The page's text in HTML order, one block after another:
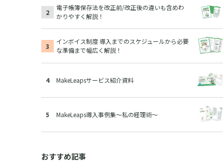
電子帳簿保存法を改正前/改正後の違いも含めわ
かりやすく解説！
インボイス制度 導入までのスケジュールから必要
な準備まで幅広く解説！
MakeLeapsサービス紹介資料
MakeLeaps導入事例集～私の経理術～
おすすめ記事